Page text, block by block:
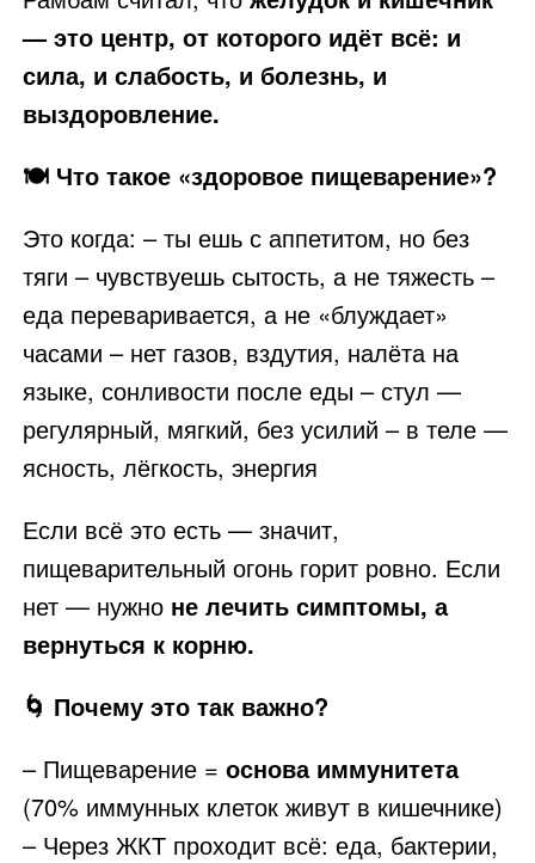
— это центр, от которого идёт всё: и
сила, и слабость, и болезнь, и
выздоровление.
🍽️ Что такое «здоровое пищеварение»?
Это когда: – ты ешь с аппетитом, но без
тяги – чувствуешь сытость, а не тяжесть –
еда переваривается, а не «блуждает»
часами – нет газов, вздутия, налёта на
языке, сонливости после еды – стул —
регулярный, мягкий, без усилий – в теле —
ясность, лёгкость, энергия
Если всё это есть — значит,
пищеварительный огонь горит ровно. Если
нет — нужно не лечить симптомы, а
вернуться к корню.
🌀 Почему это так важно?
– Пищеварение = основа иммунитета
(70% иммунных клеток живут в кишечнике)
– Через ЖКТ проходит всё: еда, бактерии,